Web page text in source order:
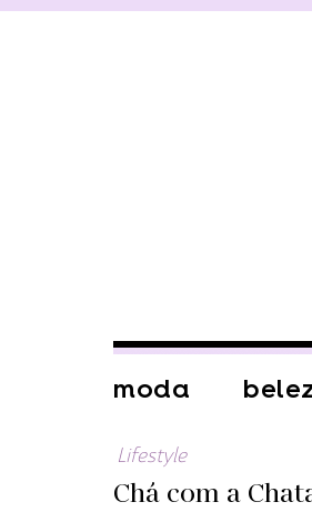
moda
Lifestyle
Chá com a